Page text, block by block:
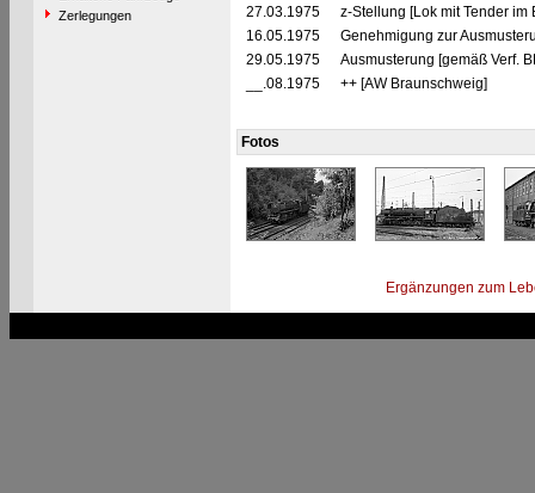
Zerlegungen
27.03.1975
z-Stellung [Lok mit Tender im
16.05.1975
Genehmigung zur
29.05.1975
Ausmusterung [gemäß Verf.
__.08.1975
++ [AW Braunschweig]
Fotos
Ergänzungen zum